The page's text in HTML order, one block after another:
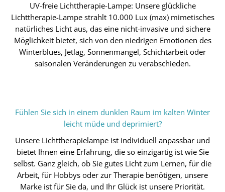
UV-freie Lichttherapie-Lampe: Unsere glückliche
Lichttherapie-Lampe strahlt 10.000 Lux (max) mimetisches
natürliches Licht aus, das eine nicht-invasive und sichere
Möglichkeit bietet, sich von den niedrigen Emotionen des
Winterblues, Jetlag, Sonnenmangel, Schichtarbeit oder
saisonalen Veränderungen zu verabschieden.
Fühlen Sie sich in einem dunklen Raum im kalten Winter
leicht müde und deprimiert?
Unsere Lichttherapielampe ist individuell anpassbar und
bietet Ihnen eine Erfahrung, die so einzigartig ist wie Sie
selbst. Ganz gleich, ob Sie gutes Licht zum Lernen, für die
Arbeit, für Hobbys oder zur Therapie benötigen, unsere
Marke ist für Sie da, und Ihr Glück ist unsere Priorität.